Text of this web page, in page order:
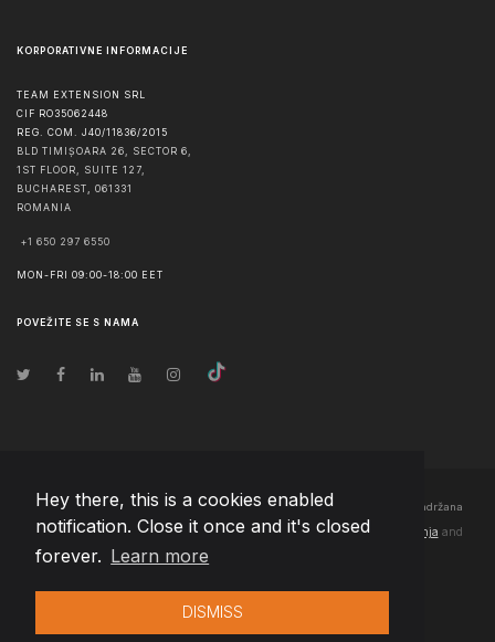
Hey there, this is a cookies enabled
notification. Close it once and it's closed
forever. Learn more
DISMISS
KORPORATIVNE INFORMACIJE
TEAM EXTENSION SRL
CIF RO35062448
REG. COM. J40/11836/2015
BLD TIMIȘOARA 26, SECTOR 6,
1ST FLOOR, SUITE 127,
BUCHAREST
061331
ROMANIA
+1 650 297 6550
MON-FRI 09:00-18:00 EET
POVEŽITE SE S NAMA
© Autorska prava 2026 Team Extension Bosnia Herzegovina - Sva prava zadržana
Changelog● Korišćenjem ove stranice slažete se sa našimPravila korištenja and
Politika privatnosti